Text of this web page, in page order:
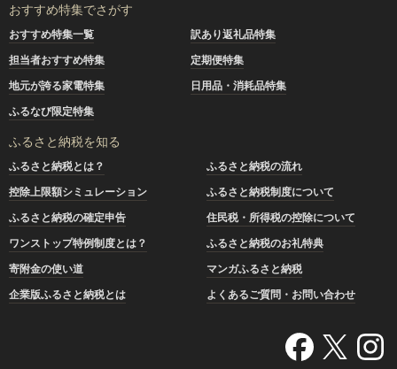
おすすめ特集でさがす
おすすめ特集一覧
訳あり返礼品特集
担当者おすすめ特集
定期便特集
地元が誇る家電特集
日用品・消耗品特集
ふるなび限定特集
ふるさと納税を知る
ふるさと納税とは？
ふるさと納税の流れ
控除上限額シミュレーション
ふるさと納税制度について
ふるさと納税の確定申告
住民税・所得税の控除について
ワンストップ特例制度とは？
ふるさと納税のお礼特典
寄附金の使い道
マンガふるさと納税
企業版ふるさと納税とは
よくあるご質問・お問い合わせ